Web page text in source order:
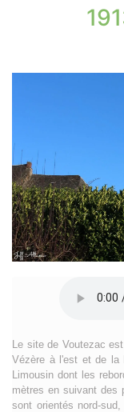
Le site de Voutezac
Vézère à l'est et de la
Limousin dont les
mètres en suivant des
sont orientés nord-